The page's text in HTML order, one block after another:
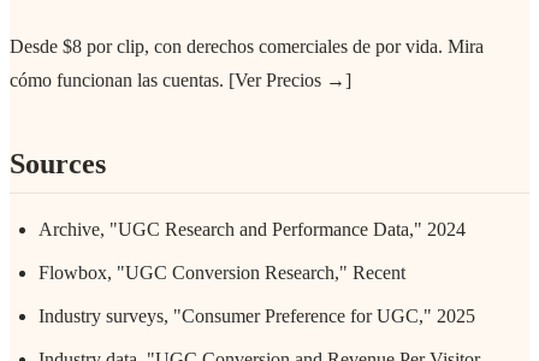
Desde $8 por clip, con derechos comerciales de por vida. Mira
cómo funcionan las cuentas. [Ver Precios →]
Sources
Archive, "UGC Research and Performance Data," 2024
Flowbox, "UGC Conversion Research," Recent
Industry surveys, "Consumer Preference for UGC," 2025